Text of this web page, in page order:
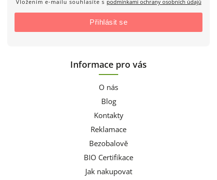
Vložením e-mailu souhlasíte s podmínkami ochrany osobních údajů
Přihlásit se
Informace pro vás
O nás
Blog
Kontakty
Reklamace
Bezobalově
BIO Certifikace
Jak nakupovat